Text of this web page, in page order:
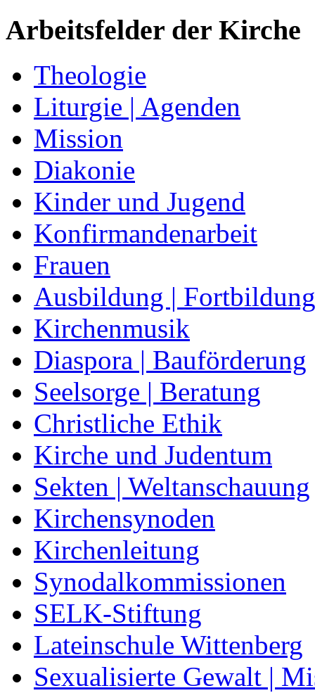
Arbeitsfelder der Kirche
Theologie
Liturgie | Agenden
Mission
Diakonie
Kinder und Jugend
Konfirmandenarbeit
Frauen
Ausbildung | Fortbildung
Kirchenmusik
Diaspora | Bauförderung
Seelsorge | Beratung
Christliche Ethik
Kirche und Judentum
Sekten | Weltanschauung
Kirchensynoden
Kirchenleitung
Synodalkommissionen
SELK-Stiftung
Lateinschule Wittenberg
Sexualisierte Gewalt |